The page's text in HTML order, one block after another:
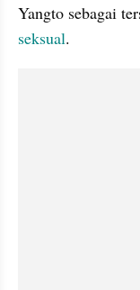
Yangto sebagai
seksual.